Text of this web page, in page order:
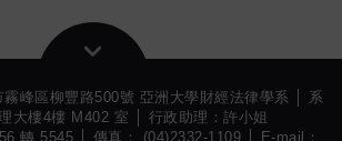
峰區柳豐路500號 亞洲大學財經法律學系 │ 系
大樓4樓 M402 室 │ 行政助理：許小姐
轉 5545 │ 傳真： (04)2332-1109 │ E-mail：